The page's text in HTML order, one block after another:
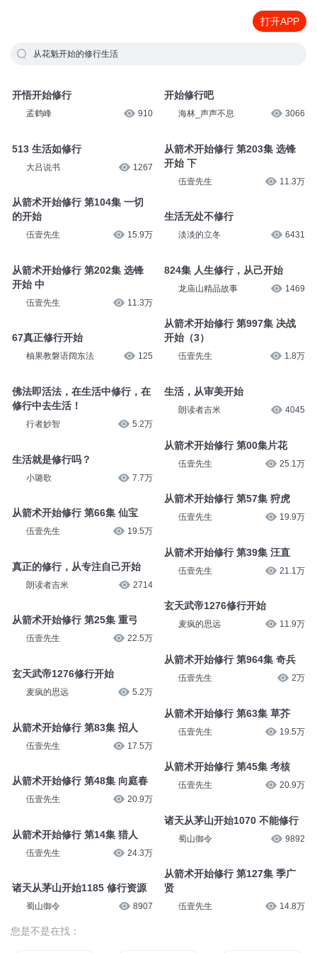
打开APP
从花魁开始的修行生活
开悟开始修行
孟鹤峰 910
513 生活如修行
大吕说书 1267
从箭术开始修行 第104集 一切
的开始
伍壹先生 15.9万
从箭术开始修行 第202集 选锋
开始 中
伍壹先生 11.3万
67真正修行开始
柚果教磐语阔东法 125
佛法即活法，在生活中修行，在
修行中去生活！
行者妙智 5.2万
生活就是修行吗？
小璐歌 7.7万
从箭术开始修行 第66集 仙宝
伍壹先生 19.5万
真正的修行，从专注自己开始
朗读者吉米 2714
从箭术开始修行 第25集 重弓
伍壹先生 22.5万
玄天武帝1276修行开始
麦疯的思远 5.2万
从箭术开始修行 第83集 招人
伍壹先生 17.5万
从箭术开始修行 第48集 向庭春
伍壹先生 20.9万
从箭术开始修行 第14集 猎人
伍壹先生 24.3万
诸天从茅山开始1185 修行资源
蜀山御令 8907
开始修行吧
海林_声声不息 3066
从箭术开始修行 第203集 选锋
开始 下
伍壹先生 11.3万
生活无处不修行
淡淡的立冬 6431
824集 人生修行，从己开始
龙庙山精品故事 1469
从箭术开始修行 第997集 决战
开始（3）
伍壹先生 1.8万
生活，从审美开始
朗读者吉米 4045
从箭术开始修行 第00集片花
伍壹先生 25.1万
从箭术开始修行 第57集 狩虎
伍壹先生 19.9万
从箭术开始修行 第39集 汪直
伍壹先生 21.1万
玄天武帝1276修行开始
麦疯的思远 11.9万
从箭术开始修行 第964集 奇兵
伍壹先生 2万
从箭术开始修行 第63集 草芥
伍壹先生 19.5万
从箭术开始修行 第45集 考核
伍壹先生 20.9万
诸天从茅山开始1070 不能修行
蜀山御令 9892
从箭术开始修行 第127集 季广
贤
伍壹先生 14.8万
您是不是在找：